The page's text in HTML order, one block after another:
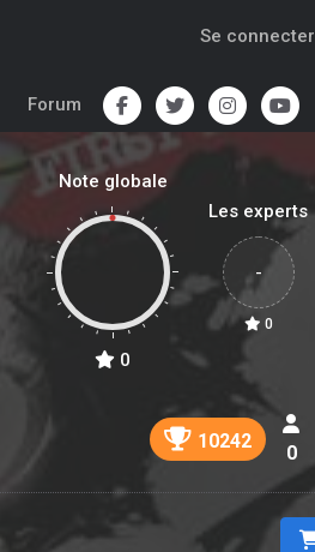
Se connecter
Forum
Note globale
0
Les experts
-
0
10242
0